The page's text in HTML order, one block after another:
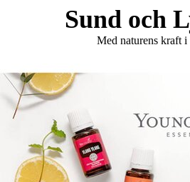
Sund och
Med naturens kraft i